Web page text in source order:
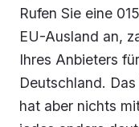
Rufen Sie eine
EU-Ausland an,
Ihres Anbieters
Deutschland.
hat aber nichts